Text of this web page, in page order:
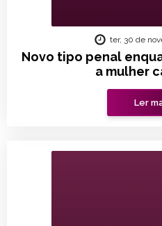
Novo tipo penal
a mulher
ter, 30 de
Ler